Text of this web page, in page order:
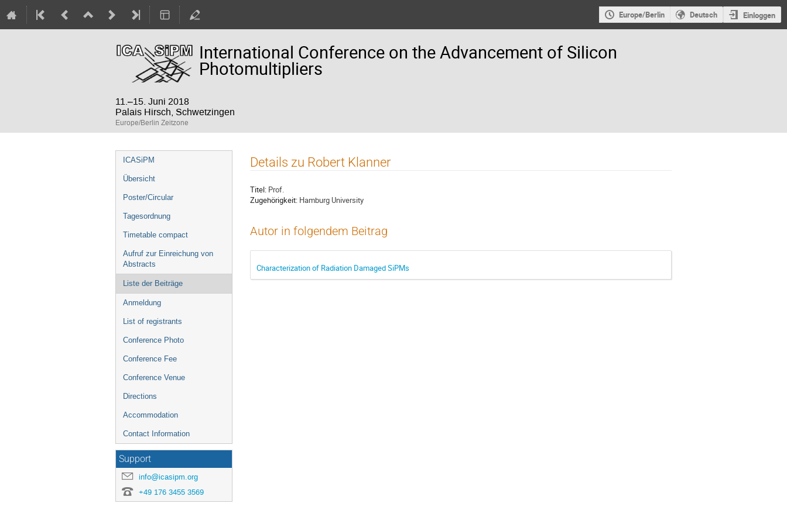
Europe/Berlin Deutsch Einloggen
International Conference on the Advancement of Silicon
Photomultipliers
11.–15. Juni 2018
Palais Hirsch, Schwetzingen
Europe/Berlin Zeitzone
Veranstaltungsmenü
ICASiPM
Übersicht
Poster/Circular
Tagesordnung
Timetable compact
Aufruf zur Einreichung von
Abstracts
Liste der Beiträge
Anmeldung
List of registrants
Conference Photo
Conference Fee
Conference Venue
Directions
Accommodation
Contact Information
Support
info@icasipm.org
+49 176 3455 3569
Details zu Robert Klanner
Titel: Prof.
Zugehörigkeit: Hamburg University
Autor in folgendem Beitrag
Characterization of Radiation Damaged SiPMs